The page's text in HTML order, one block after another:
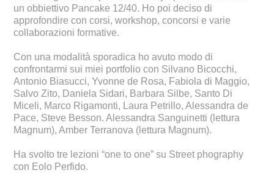
un obbiettivo Pancake 12/40. Ho poi deciso di
approfondire con corsi, workshop, concorsi e varie
collaborazioni formative.
Con una modalità sporadica ho avuto modo di
confrontarmi sui miei portfolio con Silvano Bicocchi,
Antonio Biasucci, Yvonne de Rosa, Fabiola di Maggio,
Salvo Zito, Daniela Sidari, Barbara Silbe, Santo Di
Miceli, Marco Rigamonti, Laura Petrillo, Alessandra de
Pace, Steve Besson. Alessandra Sanguinetti (lettura
Magnum), Amber Terranova (lettura Magnum).
Ha svolto tre lezioni “one to one” su Street phography
con Eolo Perfido.